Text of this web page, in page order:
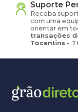
Suporte
Receba
com uma
orientar em
transações
Tocantins -